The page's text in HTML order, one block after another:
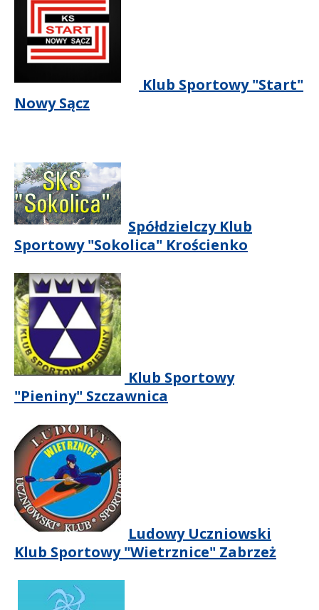
Klub Sportowy "Start"
Nowy Sącz
Spółdzielczy Klub
Sportowy "Sokolica" Krościenko
Klub Sportowy
"Pieniny" Szczawnica
Ludowy Uczniowski
Klub Sportowy "Wietrznice" Zabrzeż